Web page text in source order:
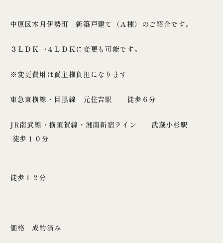
中原区木月伊勢町 新築戸建て（Ａ棟）のご紹介です。
３ＬＤＫ→４ＬＤＫに変更も可能です。
※変更費用は買主様負担になります
東急東横線・目黒線 元住吉駅 徒歩６分
JR南武線・横須賀線・湘南新宿ライン 武蔵小杉駅
徒歩１０分
徒歩１２分
価格 成約済み